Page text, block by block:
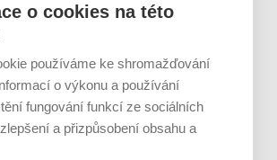
Zájem o ně však
stoupá. Tento
v budoucnu
také stále
dřeva jako
materiálu.
o cookies na této
používáme ke shromažďování
o výkonu a používání
fungování funkcí ze sociálních
a přizpůsobení obsahu a